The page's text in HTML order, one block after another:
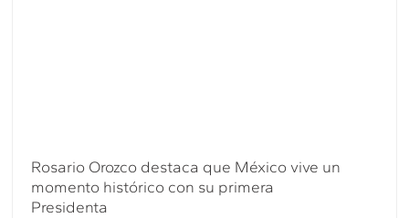
Rosario Orozco destaca que México vive un
momento histórico con su primera
Presidenta